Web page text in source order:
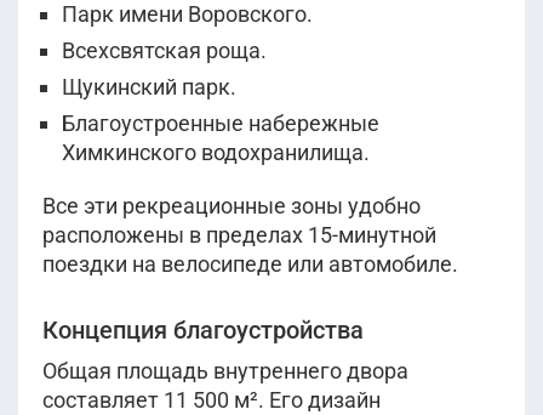
Парк имени Воровского.
Всехсвятская роща.
Щукинский парк.
Благоустроенные набережные
Химкинского водохранилища.
Все эти рекреационные зоны удобно
расположены в пределах 15-минутной
поездки на велосипеде или автомобиле.
Концепция благоустройства
Общая площадь внутреннего двора
составляет 11 500 м². Его дизайн